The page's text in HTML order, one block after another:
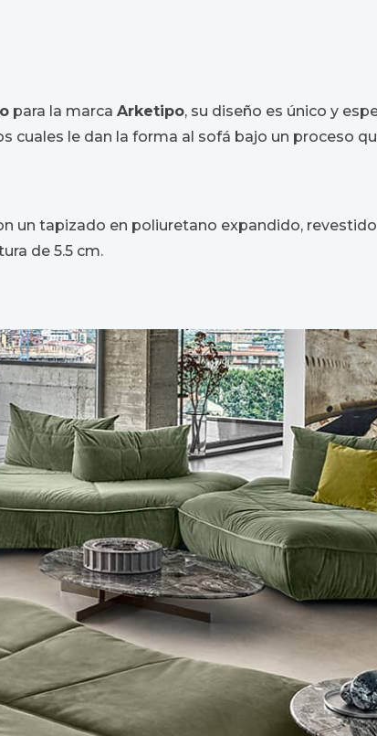
para la marca Arketipo, su diseño es único y
cuales le dan la forma al sofá bajo un proceso
un tapizado en poliuretano expandido,
de 5.5 cm.